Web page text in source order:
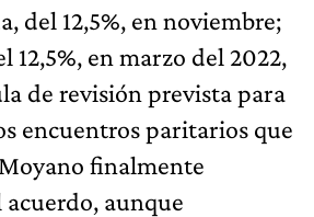
del 12,5%, en noviembre;
12,5%, en marzo del 2022,
de revisión prevista para
encuentros paritarios que
finalmente
aunque